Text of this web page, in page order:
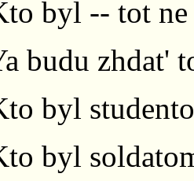
byl -- tot ne
budu zhdat'
byl
byl